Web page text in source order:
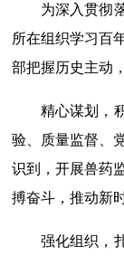
为深入贯彻
所在组织学习百
部把握历史主动
精心谋划，
验、质量监督、
识到，开展兽药
搏奋斗，推动新
强化组织，